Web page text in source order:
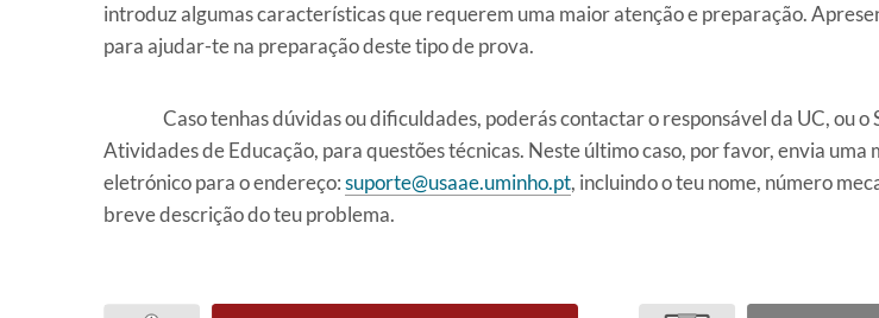
introduz algumas características que requerem uma maior atenção e preparação.
para ajudar-te na preparação deste tipo de prova.
Caso tenhas dúvidas ou dificuldades, poderás contactar o responsável da UC, ou o
Atividades de Educação, para questões técnicas. Neste último caso, por favor, envia uma
eletrónico para o endereço:suporte@usaae.uminho.pt, incluindo o teu nome, número
breve descrição do teu problema.